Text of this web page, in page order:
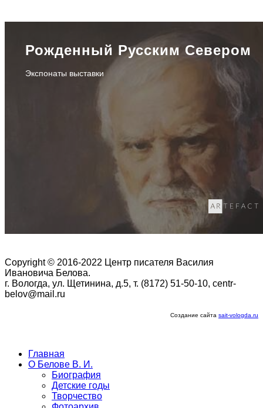
Рожденный Русским Севером
Экспонаты выставки
Copyright © 2016-2022 Центр писателя Василия
Ивановича Белова.
г. Вологда, ул. Щетинина, д.5, т. (8172) 51-50-10, centr-
belov@mail.ru
Создание сайта sait-vologda.ru
Главная
О Белове В. И.
Биография
Детские годы
Творчество